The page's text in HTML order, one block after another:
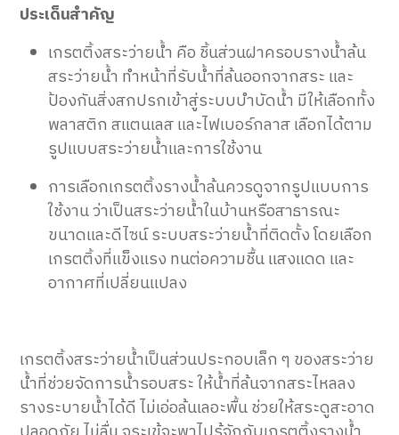
ประเด็นสำคัญ
เกรตติ้งสระว่ายน้ำ คือ ชิ้นส่วนฝาครอบรางน้ำล้น
สระว่ายน้ำ ทำหน้าที่รับน้ำที่ล้นออกจากสระ และ
ป้องกันสิ่งสกปรกเข้าสู่ระบบบำบัดน้ำ มีให้เลือกทั้ง
พลาสติก สแตนเลส และไฟเบอร์กลาส เลือกได้ตาม
รูปแบบสระว่ายน้ำและการใช้งาน
การเลือกเกรตติ้งรางน้ำล้นควรดูจากรูปแบบการ
ใช้งาน ว่าเป็นสระว่ายน้ำในบ้านหรือสาธารณะ
ขนาดและดีไซน์ ระบบสระว่ายน้ำที่ติดตั้ง โดยเลือก
เกรตติ้งที่แข็งแรง ทนต่อความชื้น แสงแดด และ
อากาศที่เปลี่ยนแปลง
เกรตติ้งสระว่ายน้ำเป็นส่วนประกอบเล็ก ๆ ของสระว่าย
น้ำที่ช่วยจัดการน้ำรอบสระ ให้น้ำที่ล้นจากสระไหลลง
รางระบายน้ำได้ดี ไม่เอ่อล้นเลอะพื้น ช่วยให้สระดูสะอาด